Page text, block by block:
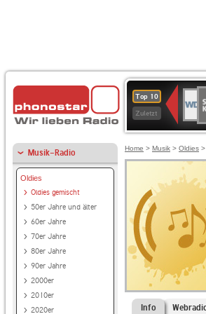
Top 10
Zuletzt
2
Musik-Radio
Oldies
Oldies gemischt
50er Jahre und älter
60er Jahre
70er Jahre
80er Jahre
90er Jahre
2000er
2010er
2020er
Home > Musik > Oldies >
Info